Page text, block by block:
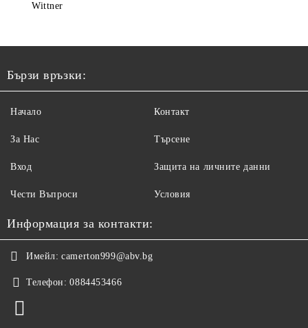
Wittner
Бързи връзки:
Начало
За Нас
Вход
Чести Въпроси
Контакт
Търсене
Защита на личните данни
Условия
Информация за контакти:
Имейл: camerton999@abv.bg
Телефон: 0884453466